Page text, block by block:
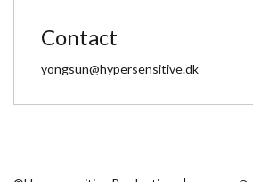
Contact
yongsun@hypersensitive.dk